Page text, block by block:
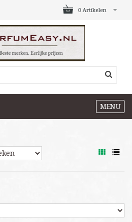
0 Artikelen
MENU